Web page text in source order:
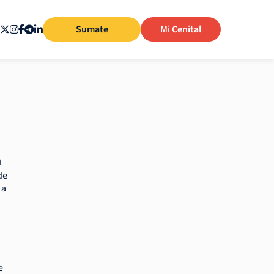
Sumate Mi Cenital